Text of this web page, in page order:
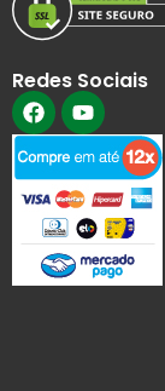
Redes Sociais